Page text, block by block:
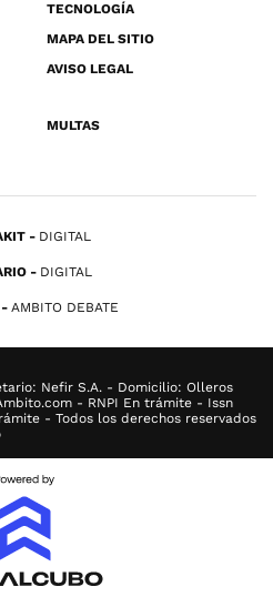
TECNOLOGÍA
MAPA DEL SITIO
AVISO LEGAL
MULTAS
DIGITAL
DIGITAL
AMBITO DEBATE
Nefir S.A. - Domicilio: Olleros
- RNPI En trámite - Issn
- Todos los derechos reservados